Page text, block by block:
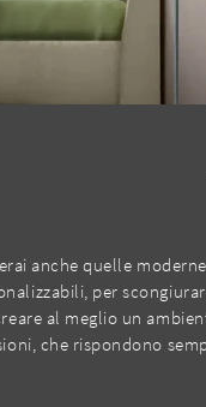
anche quelle
per
al meglio un
che rispondono